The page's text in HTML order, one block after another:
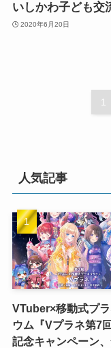
いしかわ子ども交
2020年6月20日
1
人気記事
VTuber×移動式プラ
ウム『Vプラネ第7
記念キャンペーン